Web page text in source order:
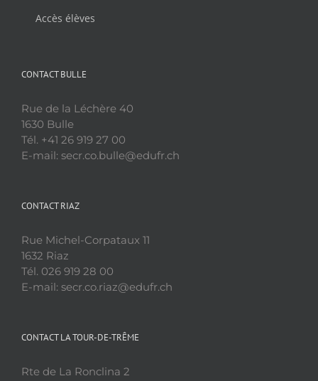
Accès élèves
CONTACT BULLE
Rue de la Léchère 40
1630 Bulle
Tél. +41 26 919 27 00
E-mail: secr.co.bulle@edufr.ch
CONTACT RIAZ
Rue Michel-Corpataux 11
1632 Riaz
Tél. 026 919 28 00
E-mail: secr.co.riaz@edufr.ch
CONTACT LA TOUR-DE-TRÊME
Rte de La Ronclina 2